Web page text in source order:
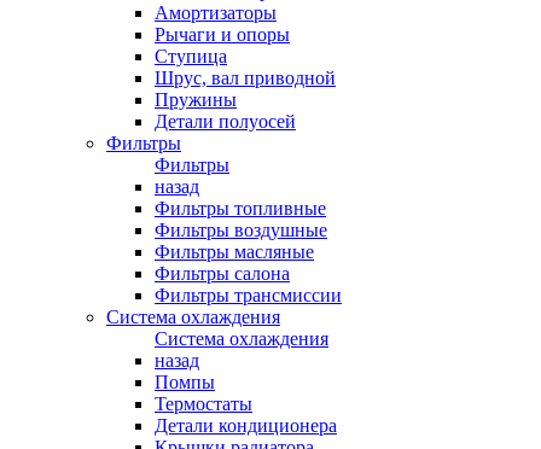
Амортизаторы
Рычаги и опоры
Ступица
Шрус, вал приводной
Пружины
Детали полуосей
Фильтры
Фильтры
назад
Фильтры топливные
Фильтры воздушные
Фильтры масляные
Фильтры салона
Фильтры трансмиссии
Система охлаждения
Система охлаждения
назад
Помпы
Термостаты
Детали кондиционера